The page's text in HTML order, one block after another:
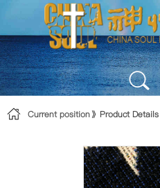
Skip to Content
Current position Product Details